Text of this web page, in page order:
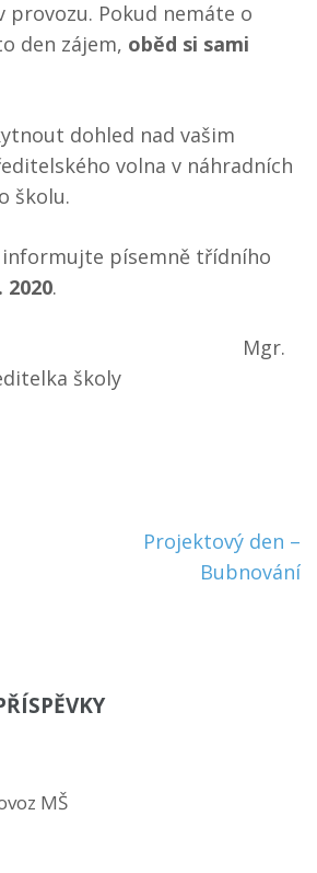
provozu. Pokud nemáte o
den zájem, oběd si sami
dohled nad vašim
volna v náhradních
školu.
písemně třídního
2020.
školy
Projektový den –
Bubnování
MŠ